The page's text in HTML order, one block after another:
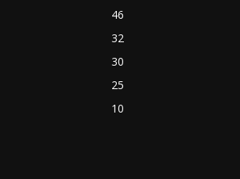
46
32
30
25
10